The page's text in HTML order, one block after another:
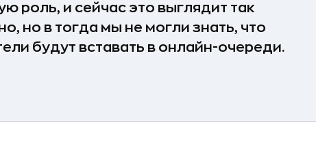
роль, и сейчас это выглядит так
но в тогда мы не могли знать, что
будут вставать в онлайн-очереди.